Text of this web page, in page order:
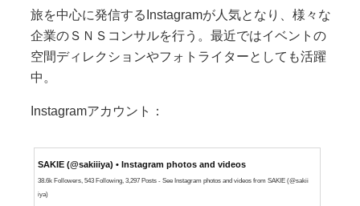
旅を中心に発信するInstagramが人気となり、様々な
企業のＳＮＳコンサルを行う。最近ではイベントの
空間ディレクションやフォトライターとしても活躍
中。
Instagramアカウント：
SAKIE (@sakiiiya) • Instagram photos and videos
38.6k Followers, 543 Following, 3,297 Posts - See Instagram photos and videos from SAKIE (@sakii
iya)